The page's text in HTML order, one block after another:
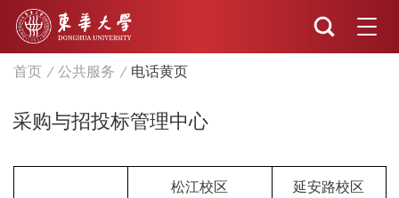
首页 公共服务 电话黄页
采购与招投标管理中心
松江校区 延安路校区